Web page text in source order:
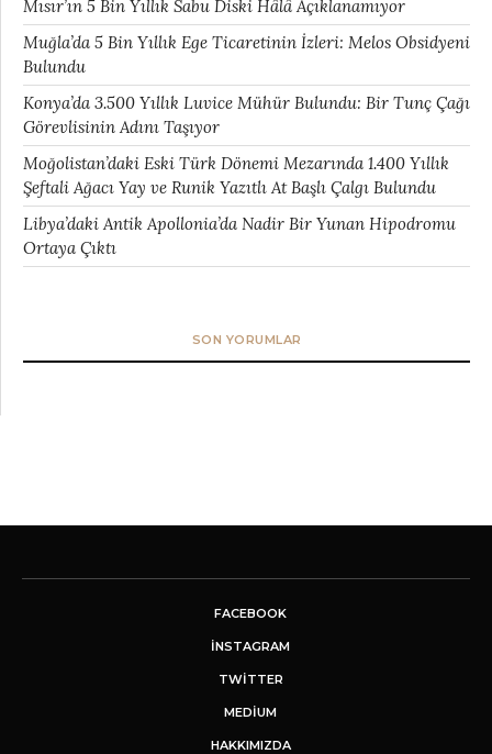
Mısır’ın 5 Bin Yıllık Sabu Diski Hâlâ Açıklanamıyor
Muğla’da 5 Bin Yıllık Ege Ticaretinin İzleri: Melos Obsidyeni
Bulundu
Konya’da 3.500 Yıllık Luvice Mühür Bulundu: Bir Tunç Çağı
Görevlisinin Adını Taşıyor
Moğolistan’daki Eski Türk Dönemi Mezarında 1.400 Yıllık
Şeftali Ağacı Yay ve Runik Yazıtlı At Başlı Çalgı Bulundu
Libya’daki Antik Apollonia’da Nadir Bir Yunan Hipodromu
Ortaya Çıktı
SON YORUMLAR
FACEBOOK
INSTAGRAM
TWITTER
MEDIUM
HAKKIMIZDA